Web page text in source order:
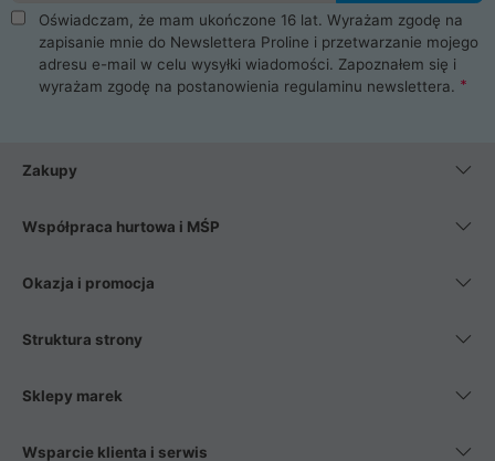
Oświadczam, że mam ukończone 16 lat. Wyrażam zgodę na
zapisanie mnie do Newslettera Proline i przetwarzanie mojego
adresu e-mail w celu wysyłki wiadomości. Zapoznałem się i
wyrażam zgodę na postanowienia regulaminu newslettera.
Zakupy
Współpraca hurtowa i MŚP
Okazja i promocja
Struktura strony
Sklepy marek
Wsparcie klienta i serwis